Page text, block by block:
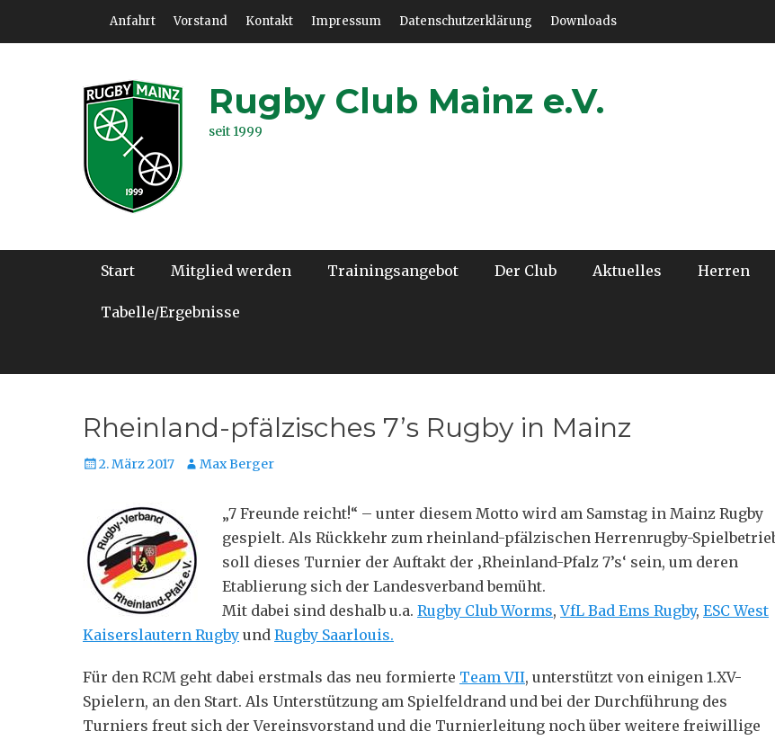
Header Top Menu
Anfahrt Vorstand Kontakt Impressum Datenschutzerklärung Downloads
Rugby Club Mainz e.V.
seit 1999
Hauptmenü
Start Mitglied werden Trainingsangebot Der Club Aktuelles Herren
Tabelle/Ergebnisse
Rheinland-pfälzisches 7’s Rugby in Mainz
Posted
2. März 2017 Autor
Max Berger
„7 Freunde reicht!“ – unter diesem Motto wird am Samstag in Mainz Rugby
gespielt. Als Rückkehr zum rheinland-pfälzischen Herrenrugby-
soll dieses Turnier der Auftakt der ‚Rheinland-Pfalz 7’s‘ sein, um deren
Etablierung sich der Landesverband bemüht.
Mit dabei sind deshalb u.a. Rugby Club Worms,VfL Bad Ems Rugby, ESC West
Kaiserslautern Rugby und Rugby Saarlouis.
Für den RCM geht dabei erstmals das neu formierte Team VII, unterstützt von einigen 1.XV-
Spielern, an den Start. Als Unterstützung am Spielfeldrand und bei der Durchführung des
Turniers freut sich der Vereinsvorstand und die Turnierleitung noch über weitere freiwillige